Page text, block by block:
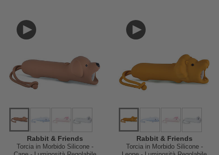
Rabbit & Friends
Torcia in Morbido Silicone -
Rabbit & Friends
Torcia in Morbido Silicone -